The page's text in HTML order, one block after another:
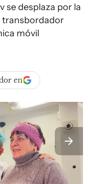
se desplaza por la
transbordador
móvil
en